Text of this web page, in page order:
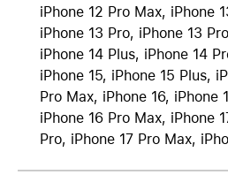
iPhone 12 Pro Max, iPhone
iPhone 13 Pro, iPhone 13
iPhone 14 Plus, iPhone 14
iPhone 15, iPhone 15 Plus,
Pro Max, iPhone 16, iPhone
iPhone 16 Pro Max, iPhone
Pro, iPhone 17 Pro Max,